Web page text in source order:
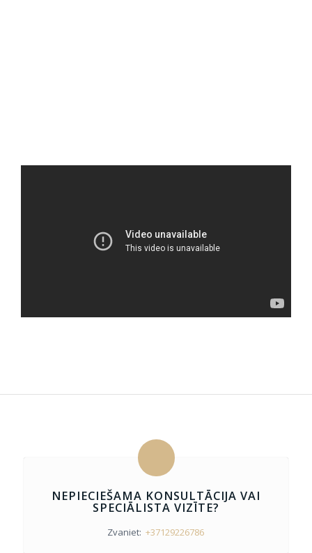
NEPIECIEŠAMA KONSULTĀCIJA VAI
SPECIĀLISTA VIZĪTE?
Zvaniet:+37129226786